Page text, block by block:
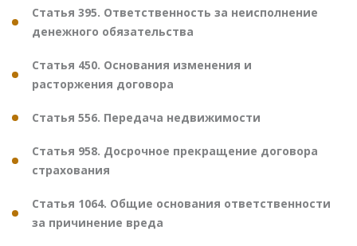
Статья 395. Ответственность за неисполнение
денежного обязательства
Статья 450. Основания изменения и
расторжения договора
Статья 556. Передача недвижимости
Статья 958. Досрочное прекращение договора
страхования
Статья 1064. Общие основания ответственности
за причинение вреда